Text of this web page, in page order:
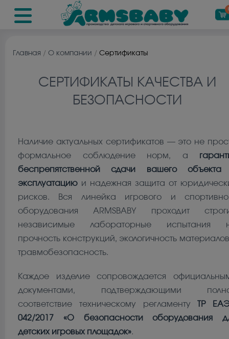
Главная / О компании / Сертификаты
СЕРТИФИКАТЫ КАЧЕСТВА И
БЕЗОПАСНОСТИ
Наличие актуальных сертификатов — это не
формальное соблюдение норм, а
беспрепятственной сдачи вашего
эксплуатацию и надежная защита от
рисков. Вся линейка игрового и
оборудования ARMSBABY проходит
независимые лабораторные испытания
прочность конструкций, экологичность
травмобезопасность.
Каждое изделие сопровождается
документами, подтверждающими
соответствие техническому регламенту
ТР
042/2017 «О безопасности оборудования
детских игровых площадок».